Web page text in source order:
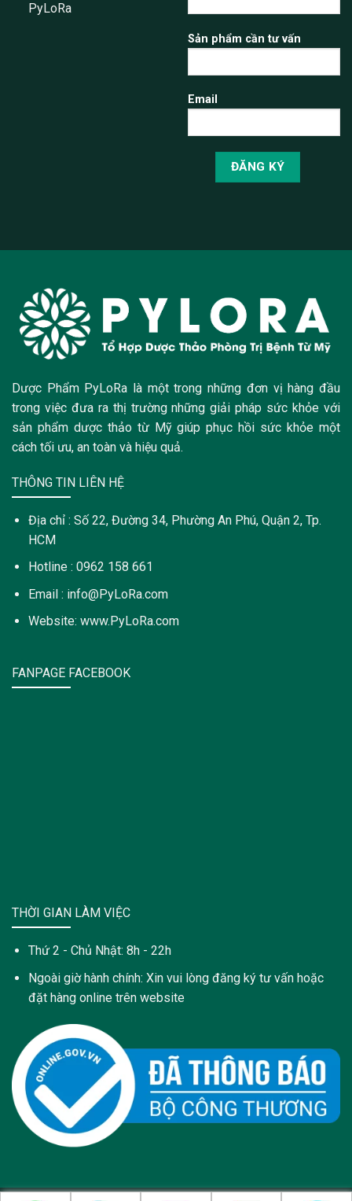
PyLoRa
Sản phẩm cần tư vấn
Email
Dược Phẩm PyLoRa là một trong những đơn vị hàng đầu
trong việc đưa ra thị trường những giải pháp sức khỏe với
sản phẩm dược thảo từ Mỹ giúp phục hồi sức khỏe một
cách tối ưu, an toàn và hiệu quả.
THÔNG TIN LIÊN HỆ
Địa chỉ : Số 22, Đường 34, Phường An Phú, Quận 2, Tp.
HCM
Hotline : 0962 158 661
Email : info@PyLoRa.com
Website: www.PyLoRa.com
FANPAGE FACEBOOK
THỜI GIAN LÀM VIỆC
Thứ 2 - Chủ Nhật: 8h - 22h
Ngoài giờ hành chính: Xin vui lòng đăng ký tư vấn hoặc
đặt hàng online trên website
Copyright 2021 © Trang web này được sở hữu và quản lý bởi: